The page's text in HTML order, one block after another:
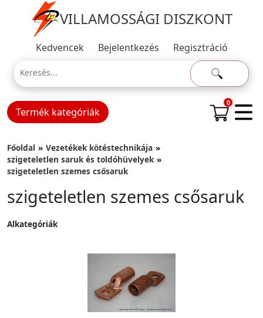
VILLAMOSSÁGI DISZKONT
Kedvencek Bejelentkezés Regisztráció
Termék kategóriák
0
Főoldal
Vezetékek kötéstechnikája
szigeteletlen saruk és toldóhüvelyek
szigeteletlen szemes csősaruk
szigeteletlen szemes csősaruk
Alkategóriák